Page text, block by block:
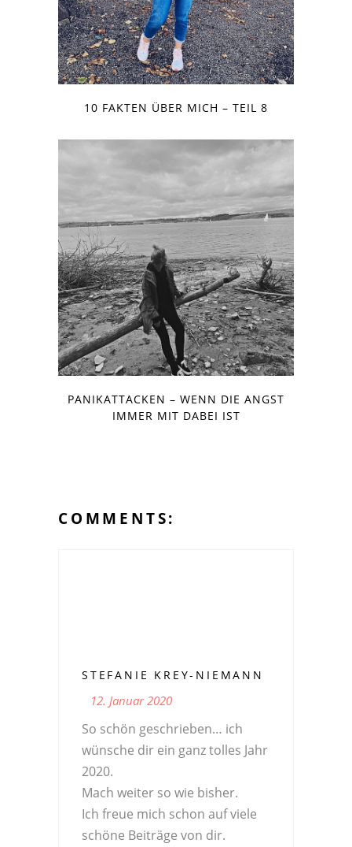
10 FAKTEN ÜBER MICH – TEIL 8
PANIKATTACKEN – WENN DIE ANGST
IMMER MIT DABEI IST
COMMENTS:
STEFANIE KREY-NIEMANN
12. Januar 2020
So schön geschrieben… ich
wünsche dir ein ganz tolles Jahr
2020.
Mach weiter so wie bisher.
Ich freue mich schon auf viele
schöne Beiträge von dir.